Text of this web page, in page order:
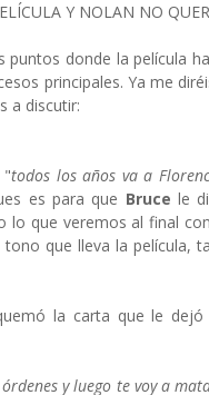
Y NOLAN NO
donde la película
principales. Ya me
a discutir:
"todos los años va a
es para que Bruce le
lo que veremos al final
que lleva la película,
la carta que le dejó
y luego te voy a